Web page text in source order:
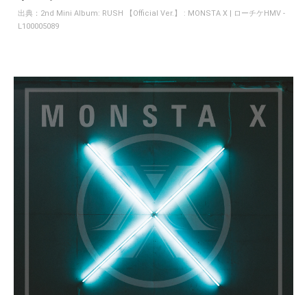
出典： 2nd Mini Album: RUSH 【Official Ver.】 : MONSTA X | ローチケHMV -
L100005089